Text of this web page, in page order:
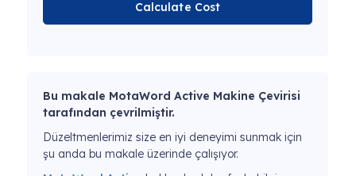
Calculate Cost
Bu makale MotaWord Active Makine Çevirisi
tarafından çevrilmiştir.
Düzeltmenlerimiz size en iyi deneyimi sunmak için
şu anda bu makale üzerinde çalışıyor.